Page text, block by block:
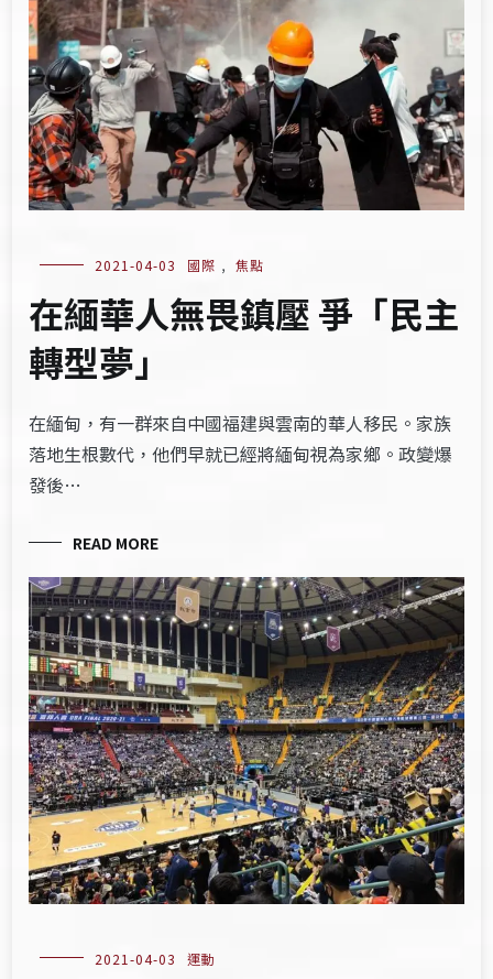
2021-04-03 國際 , 焦點
在緬華人無畏鎮壓 爭「民主
轉型夢」
在緬甸，有一群來自中國福建與雲南的華人移民。家族
落地生根數代，他們早就已經將緬甸視為家鄉。政變爆
發後…
READ MORE
2021-04-03 運動